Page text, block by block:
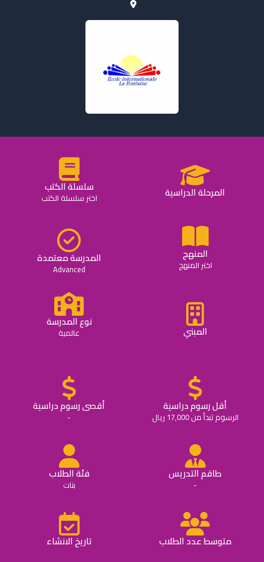
المرحلة الدراسية سلسلة الكتب
اختر سلسلة الكتب
المنهج
اختر المنهج المدرسة معتمدة
Advanced
المبني
نوع المدرسة
عالمية
أقل رسوم دراسية
الرسوم تبدأ من 17,000 ريال
أقصى رسوم دراسية
-
طاقم التدريس
-
فئة الطلاب
بنات
متوسط عدد الطلاب تاريخ الانشاء